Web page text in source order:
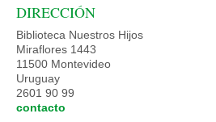
DIRECCIÓN
Biblioteca Nuestros Hijos
Miraflores 1443
11500 Montevideo
Uruguay
2601 90 99
contacto